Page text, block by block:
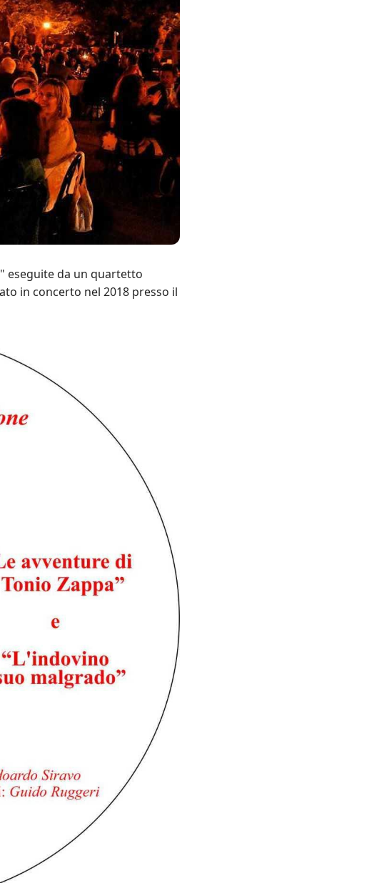
eseguite da un quartetto
in concerto nel 2018 presso il